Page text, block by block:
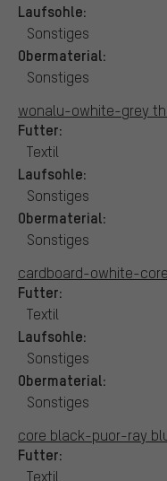
Laufsohle:
Sonstiges
Obermaterial:
Sonstiges
wonalu-owhite-grey
Futter:
Textil
Laufsohle:
Sonstiges
Obermaterial:
Sonstiges
cardboard-owhite-
Futter:
Textil
Laufsohle:
Sonstiges
Obermaterial:
Sonstiges
core black-puor-ray
Futter:
Textil